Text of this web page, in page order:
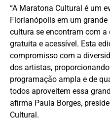
“A Maratona Cultural é um
Florianópolis em um
cultura se encontram com
gratuita e acessível. Esta
compromisso com a
dos artistas,
programação ampla e de
todos aproveitem essa
afirma Paula Borges,
Cultural.